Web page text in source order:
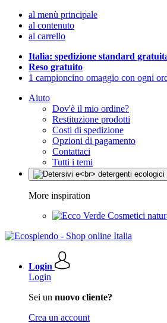
al menù principale
al contenuto
al carrello
Italia: spedizione standard
Reso gratuito
1 campioncino omaggio con ogni
Aiuto
Dov'è il mio ordine?
Restituzione prodotti
Costi di spedizione
Opzioni di pagamento
Contattaci
Tutti i temi
More inspiration
Cosmetici
Login
Login
Sei un nuovo cliente?
Crea un account